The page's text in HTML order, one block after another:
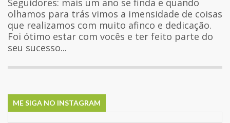
olhamos para trás vimos a imensidade de coisas
que realizamos com muito afinco e dedicação.
Foi ótimo estar com vocês e ter feito parte do
seu sucesso...
ME SIGA NO INSTAGRAM